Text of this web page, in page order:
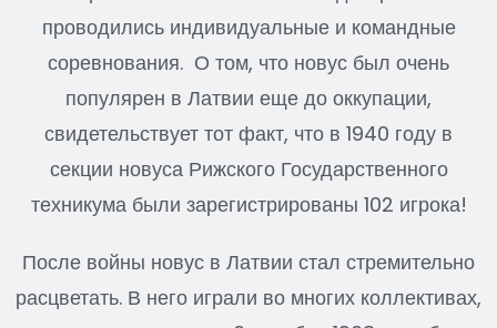
проводились индивидуальные и командные
соревнования. О том, что новус был очень
популярен в Латвии еще до оккупации,
свидетельствует тот факт, что в 1940 году в
секции новуса Рижского Государственного
техникума были зарегистрированы 102 игрока!
После войны новус в Латвии стал стремительно
расцветать. В него играли во многих коллективах,